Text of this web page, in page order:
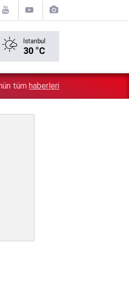
İstanbul
30 °C
önemli değişiklik: Bu kurallar
tüm haberleri